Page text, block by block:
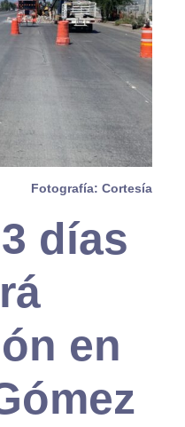
Fotografía: Cortesía
días
en